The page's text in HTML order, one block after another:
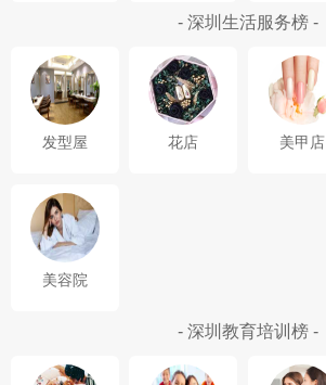
- 深圳生活服务榜 -
发型屋 花店 美甲店
美容院
- 深圳教育培训榜 -